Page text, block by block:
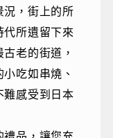
況，街上的所
代所遺留下來
老的街道，
吃如串燒、
難感受到日本